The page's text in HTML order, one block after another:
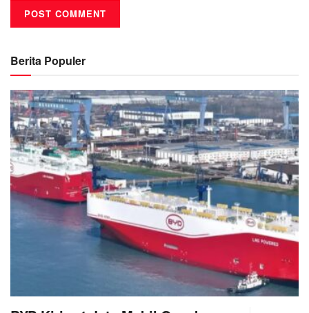
Berita Populer